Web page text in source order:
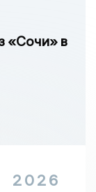
«Сочи» в
2026